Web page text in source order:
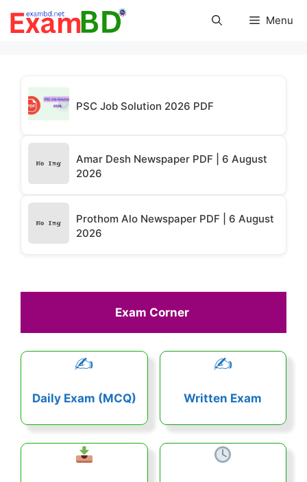
Menu
PSC Job Solution 2026 PDF
Amar Desh Newspaper PDF | 6 August
2026
Prothom Alo Newspaper PDF | 6 August
2026
Exam Corner
✍️
Daily Exam (MCQ)
✍️
Written Exam